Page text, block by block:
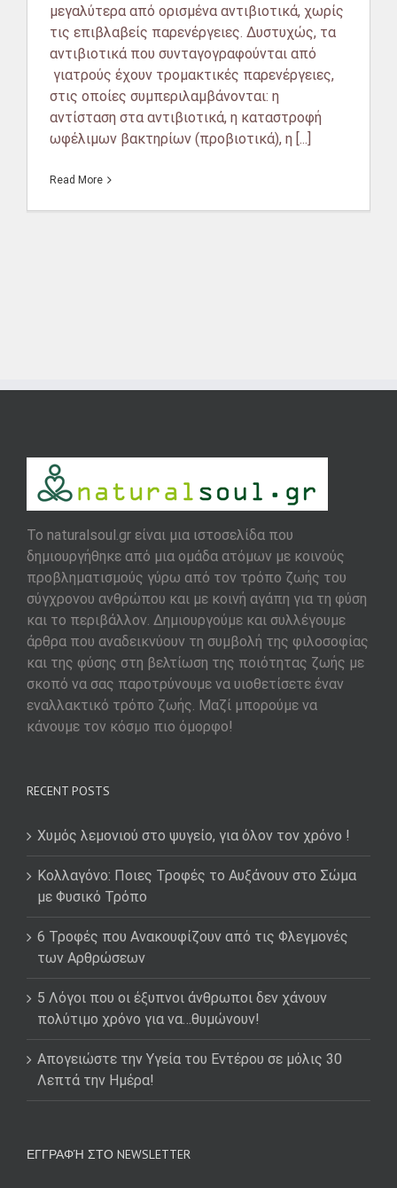
μεγαλύτερα από ορισμένα αντιβιοτικά, χωρίς
τις επιβλαβείς παρενέργειες. Δυστυχώς, τα
αντιβιοτικά που συνταγογραφούνται από
γιατρούς έχουν τρομακτικές παρενέργειες,
στις οποίες συμπεριλαμβάνονται: η
αντίσταση στα αντιβιοτικά, η καταστροφή
ωφέλιμων βακτηρίων (προβιοτικά), η [...]
Read More
To naturalsoul.gr είναι μια ιστοσελίδα που
δημιουργήθηκε από μια ομάδα ατόμων με κοινούς
προβληματισμούς γύρω από τον τρόπο ζωής του
σύγχρονου ανθρώπου και με κοινή αγάπη για τη φύση
και το περιβάλλον. Δημιουργούμε και συλλέγουμε
άρθρα που αναδεικνύουν τη συμβολή της φιλοσοφίας
και της φύσης στη βελτίωση της ποιότητας ζωής με
σκοπό να σας παροτρύνουμε να υιοθετίσετε έναν
εναλλακτικό τρόπο ζωής. Μαζί μπορούμε να
κάνουμε τον κόσμο πιο όμορφο!
RECENT POSTS
Χυμός λεμονιού στο ψυγείο, για όλον τον χρόνο !
Κολλαγόνο: Ποιες Τροφές το Αυξάνουν στο Σώμα
με Φυσικό Τρόπο
6 Τροφές που Ανακουφίζουν από τις Φλεγμονές
των Αρθρώσεων
5 Λόγοι που οι έξυπνοι άνθρωποι δεν χάνουν
πολύτιμο χρόνο για να…θυμώνουν!
Απογειώστε την Υγεία του Εντέρου σε μόλις 30
Λεπτά την Ημέρα!
ΕΓΓΡΑΦΉ ΣΤΟ NEWSLETTER